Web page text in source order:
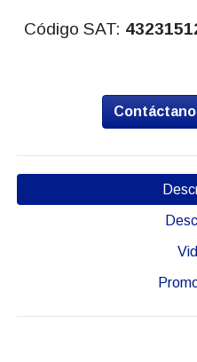
Código SAT: